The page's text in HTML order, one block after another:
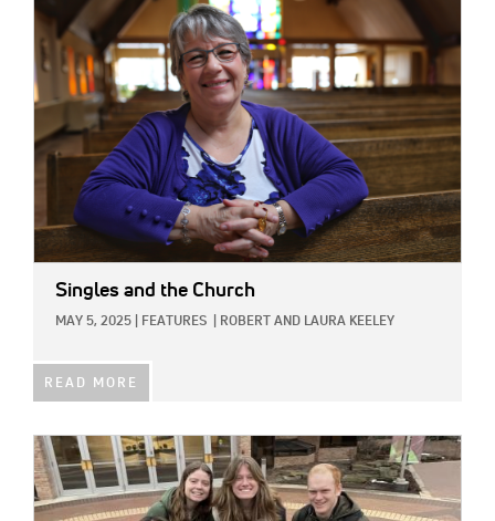
IMAGE:
Singles and the Church
MAY 5, 2025 FEATURES ROBERT AND LAURA KEELEY
READ MORE
IMAGE: